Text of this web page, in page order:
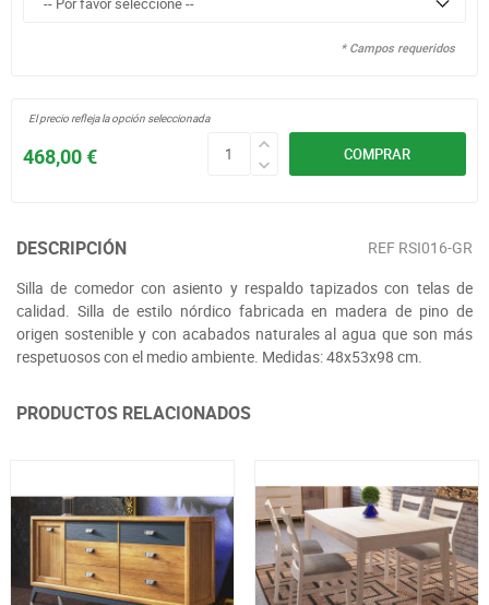
* Campos requeridos
COMPRAR
468,00 €
El precio refleja la opción seleccionada
DESCRIPCIÓN REF RSI016-GR
Silla de comedor con asiento y respaldo tapizados con telas de
calidad. Silla de estilo nórdico fabricada en madera de pino de
origen sostenible y con acabados naturales al agua que son más
respetuosos con el medio ambiente. Medidas: 48x53x98 cm.
PRODUCTOS RELACIONADOS